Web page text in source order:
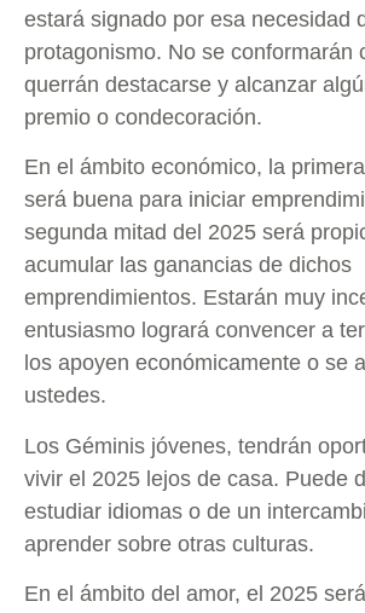
estará signado por esa necesidad
protagonismo. No se conformarán
querrán destacarse y alcanzar
premio o condecoración.
En el ámbito económico, la
será buena para iniciar
segunda mitad del 2025 será
acumular las ganancias de dichos
emprendimientos. Estarán muy
entusiasmo logrará convencer a
los apoyen económicamente o se
ustedes.
Los Géminis jóvenes, tendrán
vivir el 2025 lejos de casa. Puede
estudiar idiomas o de un
aprender sobre otras culturas.
En el ámbito del amor, el 2025